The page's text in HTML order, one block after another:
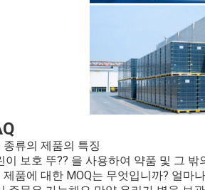
종류의 제품의 특징
이 보호 뚜?? 을 사용하여 약품 및 그
제품에 대한 MOQ는 무엇입니까? 얼마